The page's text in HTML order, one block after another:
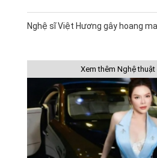
Nghệ sĩ Việt Hương gây hoang
Xem thêm Nghệ thuật